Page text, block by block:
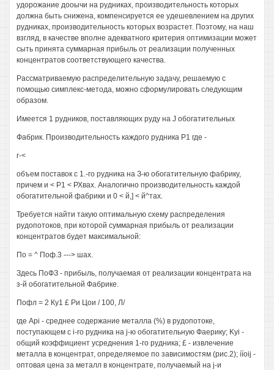
удорожание дооычи на рудниках, производительность которых
должна быть снижена, компенсируется ее удешевлением на других
рудниках, производительность которых возрастет. Поэтому, на наш
взгляд, в качестве вполне адекватного критерия оптимизации может
сыть принята суммарная прибыль от реализации полученных
концентратов соответствующего качества.
Рассматриваемую распределительную задачу, решаемую с
помощью симплекс-метода, можно сформулировать следующим
образом.
Имеется 1 рудников, поставляющих руду на J обогатительных
Фабрик. Производительность каждого рудника Р1 где -
г-<
объем поставок с 1.-го рудника на З-ю обогатительную фабрику,
причем и < Р1 < РХвах. Аналогично производительность каждой
обогатительной фабрики и 0 < й,] < й^тах.
Требуется найти такую оптимальную схему распределения
рудопотоков, при которой суммарная прибыль от реализации
концентратов будет максимальной:
По = ^ Поф.3 ---> шах.
Здесь ПоФЗ - прибыль, получаемая от реализации концентрата на
з-й обогатительной Фабрике.
Пофл = 2 Ку1 £ Ри Цои / 100, Л/
где Api - среднее содержание металла (%) в рудопотоке,
поступающем с i-ro рудника на j-ю обогатительную Фаерику; Kyi -
общий коэффициент усреднения 1-го рудника; £ - извлечение
металла в концентрат, определяемое по зависимостям (рис.2); ííoij -
оптовая цена за металл в концентрате, получаемый на j-и